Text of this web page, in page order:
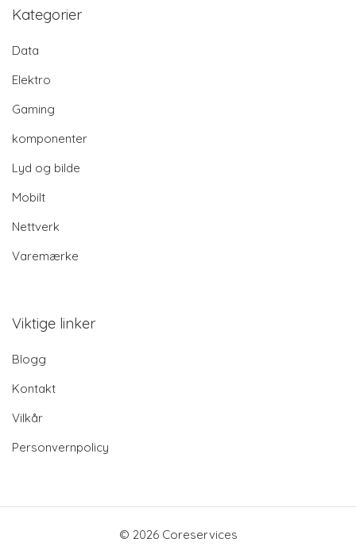
Kategorier
Data
Elektro
Gaming
komponenter
Lyd og bilde
Mobilt
Nettverk
Varemærke
Viktige linker
Blogg
Kontakt
Vilkår
Personvernpolicy
© 2026 Coreservices